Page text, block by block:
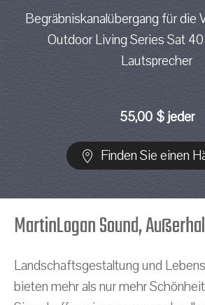
Begräbniskanalübergang für die
Outdoor Living Series Sat
Lautsprecher
55,00 $ jeder
Finden Sie einen
MartinLogan Sound,
Landschaftsgestaltung und
bieten mehr als nur mehr